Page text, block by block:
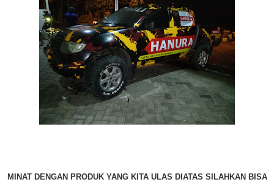
MINAT DENGAN PRODUK YANG KITA ULAS DIATAS SILAHKAN BISA